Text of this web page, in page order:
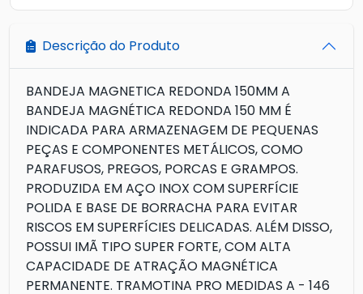
Descrição do Produto
BANDEJA MAGNETICA REDONDA 150MM A
BANDEJA MAGNÉTICA REDONDA 150 MM É
INDICADA PARA ARMAZENAGEM DE PEQUENAS
PEÇAS E COMPONENTES METÁLICOS, COMO
PARAFUSOS, PREGOS, PORCAS E GRAMPOS.
PRODUZIDA EM AÇO INOX COM SUPERFÍCIE
POLIDA E BASE DE BORRACHA PARA EVITAR
RISCOS EM SUPERFÍCIES DELICADAS. ALÉM DISSO,
POSSUI IMÃ TIPO SUPER FORTE, COM ALTA
CAPACIDADE DE ATRAÇÃO MAGNÉTICA
PERMANENTE. TRAMOTINA PRO MEDIDAS A - 146